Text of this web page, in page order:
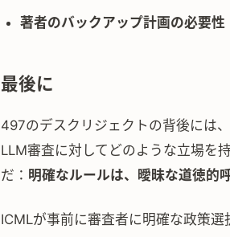
著者のバックアップ計画の必要性
最後に
497のデスクリジェクトの背後には
LLM審査に対してどのような立場を
だ： 明確なルールは、曖昧な道徳的
ICMLが事前に審査者に明確な政策